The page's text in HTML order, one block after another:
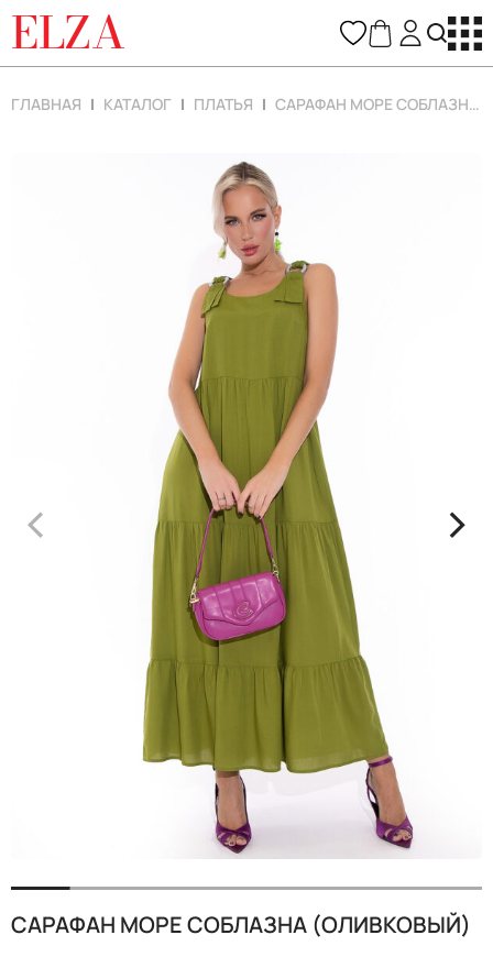
ELZA
ГЛАВНАЯ КАТАЛОГ ПЛАТЬЯ САРАФАН МОРЕ СОБЛАЗНА (ОЛИВКОВЫЙ)
< >
САРАФАН МОРЕ СОБЛАЗНА (ОЛИВКОВЫЙ)